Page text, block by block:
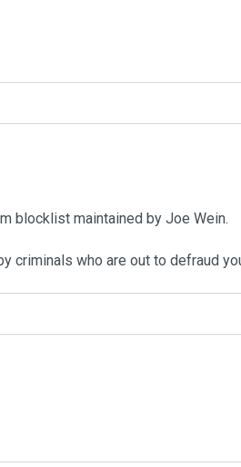
blocklist maintained by Joe Wein.
criminals who are out to defraud